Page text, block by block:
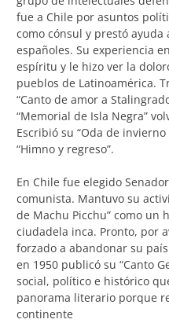
fue a Chile por asuntos
como cónsul y prestó
españoles. Su experiencia
espíritu y le hizo ver la
pueblos de Latinoamérica.
“Canto de amor a
“Memorial de Isla Negra”
Escribió su “Oda de
“Himno y regreso”.
En Chile fue elegido
comunista. Mantuvo su
de Machu Picchu” como un
ciudadela inca. Pronto, por
forzado a abandonar su
en 1950 publicó su “Canto
social, político e histórico
panorama literario porque
continente